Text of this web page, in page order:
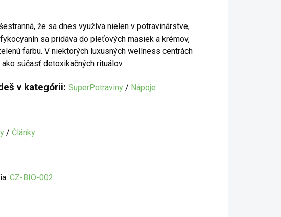
že sa dnes využíva nielen v potravinárstve,
sa pridáva do pleťových masiek a krémov,
farbu. V niektorých luxusných wellness centrách
súčasť detoxikačných rituálov.
v kategórii: SuperPotraviny / Nápoje
/ Články
CZ-BIO-002